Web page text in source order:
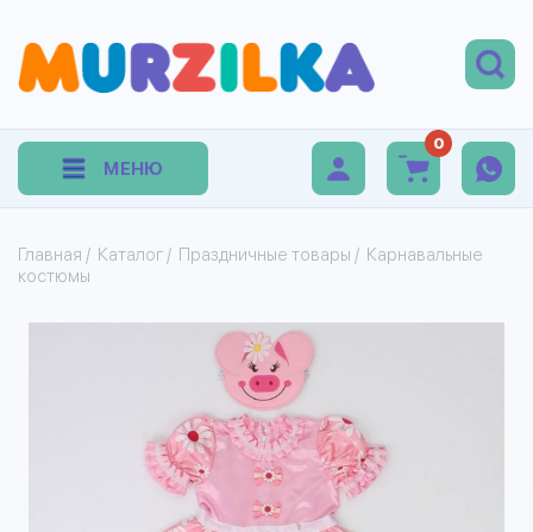
МЕНЮ
0
Главная / Каталог / Праздничные товары / Карнавальные
костюмы